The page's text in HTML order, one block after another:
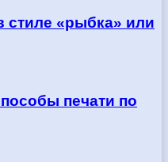
стиле «рыбка» или
печати по